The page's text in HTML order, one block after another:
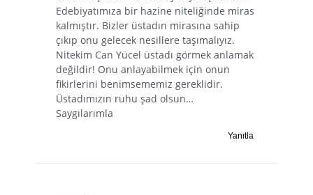
Edebiyatımıza bir hazine niteliğinde miras
kalmıştır. Bizler üstadın mirasına sahip
çıkıp onu gelecek nesillere taşımalıyız.
Nitekim Can Yücel üstadı görmek anlamak
değildir! Onu anlayabilmek için onun
fikirlerini benimsememiz gereklidir.
Üstadımızın ruhu şad olsun…
Saygılarımla
Yanıtla